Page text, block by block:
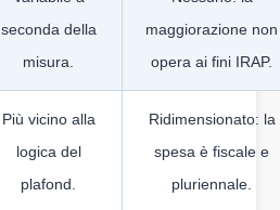
seconda della
misura.
maggiorazione non
opera ai fini IRAP.
Più vicino alla
logica del
plafond.
Ridimensionato: la
spesa è fiscale e
pluriennale.